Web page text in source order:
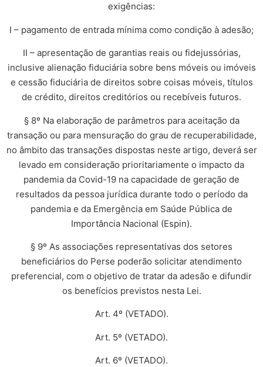
exigências:
I – pagamento de entrada mínima como condição à adesão;
II – apresentação de garantias reais ou fidejussórias,
inclusive alienação fiduciária sobre bens móveis ou imóveis
e cessão fiduciária de direitos sobre coisas móveis, títulos
de crédito, direitos creditórios ou recebíveis futuros.
§ 8º Na elaboração de parâmetros para aceitação da
transação ou para mensuração do grau de recuperabilidade,
no âmbito das transações dispostas neste artigo, deverá ser
levado em consideração prioritariamente o impacto da
pandemia da Covid-19 na capacidade de geração de
resultados da pessoa jurídica durante todo o período da
pandemia e da Emergência em Saúde Pública de
Importância Nacional (Espin).
§ 9º As associações representativas dos setores
beneficiários do Perse poderão solicitar atendimento
preferencial, com o objetivo de tratar da adesão e difundir
os benefícios previstos nesta Lei.
Art. 4º (VETADO).
Art. 5º (VETADO).
Art. 6º (VETADO).